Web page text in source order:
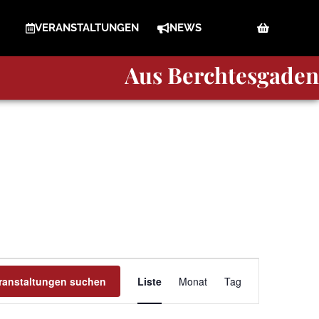
VERANSTALTUNGEN NEWS
AusBerchtesgaden
suchen
Ansichten-
Liste Monat Tag